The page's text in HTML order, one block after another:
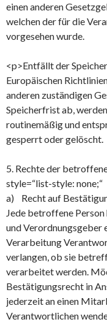
einen anderen
welchen der für die
vorgesehen wurde.
<p>Entfällt der
Europäischen
anderen zuständigen
Speicherfrist ab,
routinemäßig und
gesperrt oder gelöscht.
5. Rechte der
style=“list-style: none;“
a) Recht auf
Jede betroffene
und Verordnungsgeber
Verarbeitung
verlangen, ob sie
verarbeitet werden.
Bestätigungsrecht in
jederzeit an einen
Verantwortlichen